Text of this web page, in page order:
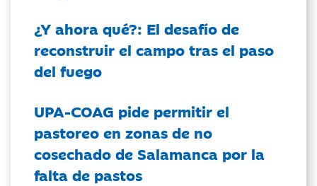
¿Y ahora qué?: El desafío de
reconstruir el campo tras el paso
del fuego
UPA-COAG pide permitir el
pastoreo en zonas de no
cosechado de Salamanca por la
falta de pastos